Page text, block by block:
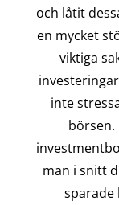
och låtit
en mycket
viktiga
inte
börsen.
man i snitt
sparade